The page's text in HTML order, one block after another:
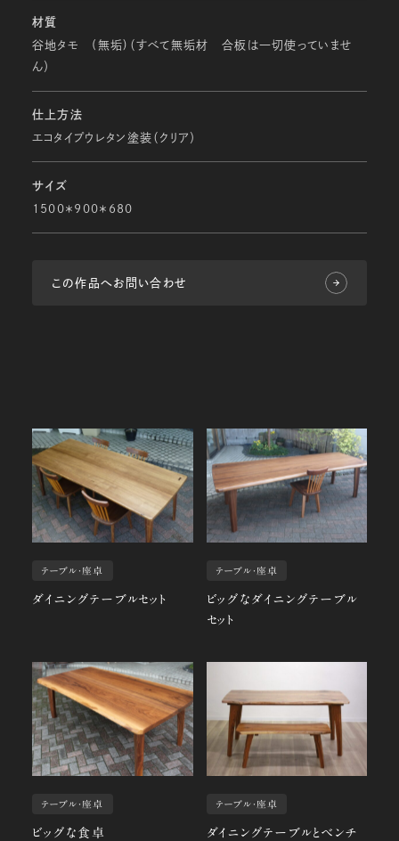
材質
谷地タモ (無垢)（すべて無垢材 合板は一切使っていませ
ん）
仕上方法
エコタイプウレタン塗装（クリア）
サイズ
1500＊900＊680
この作品へお問い合わせ
テーブル・座卓
ダイニングテーブルセット
テーブル・座卓
ビッグなダイニングテーブル
セット
テーブル・座卓
ビッグな食卓
テーブル・座卓
ダイニングテーブルとベンチ